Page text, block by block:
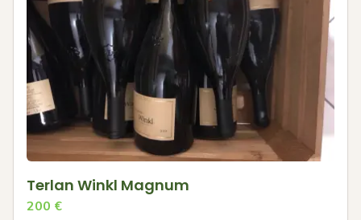
Terlan Winkl Magnum
200 €